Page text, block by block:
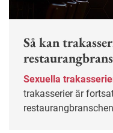
Så kan
Sexuella
trakasserier är